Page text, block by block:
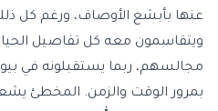
عنها بأبشع الأوصاف، ورغم كل
ويتقاسمون معه كل تفاصيل
مجالسهم، ربما يستقبلونه في
بمرور الوقت والزمن. المخطئ